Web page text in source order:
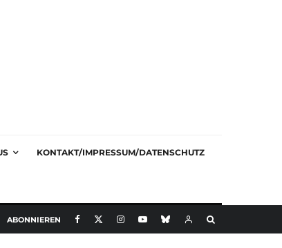
KONTAKT/IMPRESSUM/DATENSCHUTZ
ABONNIEREN